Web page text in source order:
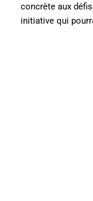
concrète aux
initiative qui